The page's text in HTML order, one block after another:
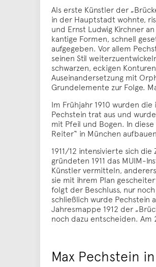
Als erste Künstler der
in der Hauptstadt wohnte,
und Ernst Ludwig Kirchner
kantige Formen, schnell
aufgegeben. Vor allem
seinen Stil
schwarzen, eckigen
Auseinandersetzung mit
Grundelemente zur Folge.
Im Frühjahr 1910 wurden
Pechstein trat aus und
mit Pfeil und Bogen. In
Reiter“ in München
1911/12 intensivierte sich
gründeten 1911 das MUIM-
Künstler vermitteln,
sie mit ihrem Plan
folgt der Beschluss, nur
schließlich wurde Pechstein
Jahresmappe 1912 der
noch dazu entscheiden. Am
Max Pechstein